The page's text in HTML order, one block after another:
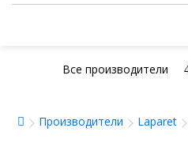
Все производители
Производители Laparet